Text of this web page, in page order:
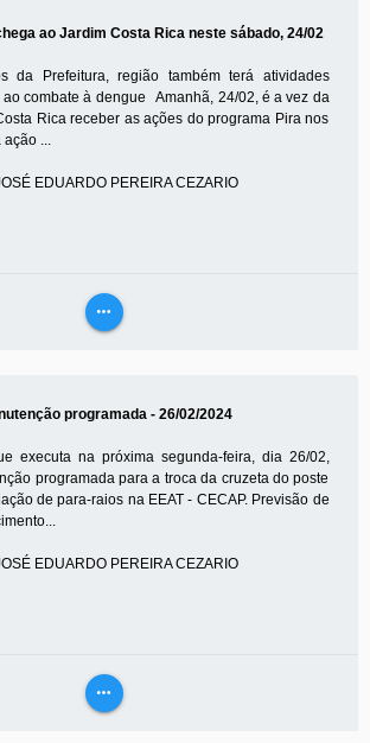
ao Jardim Costa Rica neste sábado, 24/02
da Prefeitura, região também terá atividades
combate à dengue Amanhã, 24/02, é a vez da
Rica receber as ações do programa Pira nos
ação ...
EDUARDO PEREIRA CEZARIO
more_horiz
programada - 26/02/2024
executa na próxima segunda-feira, dia 26/02,
programada para a troca da cruzeta do poste
de para-raios na EEAT - CECAP. Previsão de
EDUARDO PEREIRA CEZARIO
more_horiz